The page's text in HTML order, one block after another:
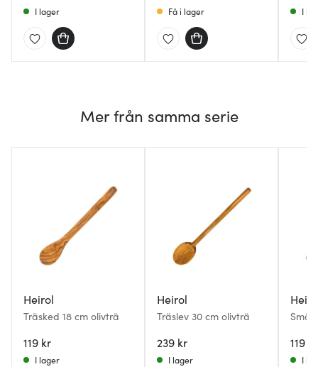
I lager Få i lager I
Mer från samma serie
Heirol
Träsked 18 cm olivträ
119 kr
I lager
Heirol
Träslev 30 cm olivträ
239 kr
I lager
119 kr
I